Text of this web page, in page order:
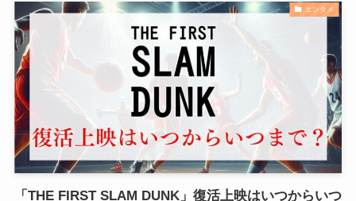
エンタメ
「THE FIRST SLAM DUNK」復活上映はいつからいつ